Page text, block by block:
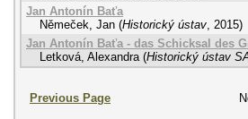
Jan Antonín Baťa
Němeček, Jan (Historický ústav, 2015)
Jan Antonín Baťa - das Schicksal des
Letková, Alexandra (Historický ústav
Previous Page